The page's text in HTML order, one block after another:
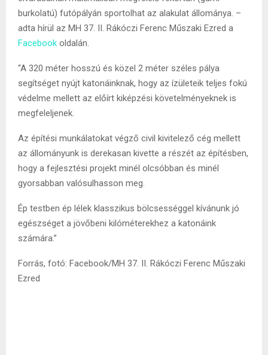
burkolatú) futópályán sportolhat az alakulat állománya. –
adta hírül az MH 37. II. Rákóczi Ferenc Műszaki Ezred a
Facebook oldalán.
“A 320 méter hosszú és közel 2 méter széles pálya
segítséget nyújt katonáinknak, hogy az ízületeik teljes fokú
védelme mellett az előírt kiképzési követelményeknek is
megfeleljenek.
Az építési munkálatokat végző civil kivitelező cég mellett
az állományunk is derekasan kivette a részét az építésben,
hogy a fejlesztési projekt minél olcsóbban és minél
gyorsabban valósulhasson meg.
Ép testben ép lélek klasszikus bölcsességgel kívánunk jó
egészséget a jövőbeni kilóméterekhez a katonáink
számára.”
Forrás, fotó: Facebook/MH 37. II. Rákóczi Ferenc Műszaki
Ezred